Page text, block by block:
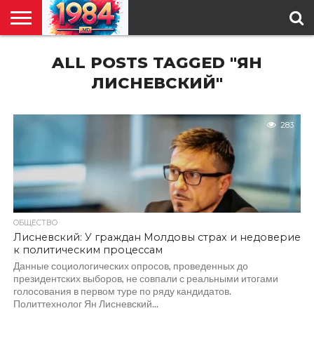
ПОЛИТИКА
ОБЩЕСТВО
РЕГИОНЫ
МИРЕ
КУЛЬТУРА
АНАЛИТИКА
СПЕЦПРОЕКТ
ALL POSTS TAGGED "ЯН
ЛИСНЕВСКИЙ"
283
ОБЩЕСТВО
Лисневский: У граждан Молдовы страх и недоверие
к политическим процессам
Данные социологических опросов, проведенных до
президентских выборов, не совпали с реальными итогами
голосования в первом туре по ряду кандидатов.
Политтехнолог Ян Лисневский...